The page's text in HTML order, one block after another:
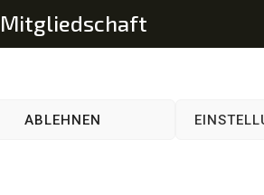
ABLEHNEN
Mitgliedschaft
Az.: 30 2023 239 321